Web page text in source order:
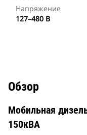
Напряжение
127–480 В
Обзор
Мобильная
150кВА